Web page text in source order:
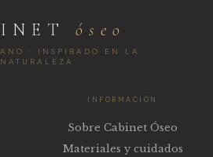
óseo
· INSPIRADO EN LA
NATURALEZA
INFORMACIÓN
Sobre Cabinet Óseo
Materiales y cuidados